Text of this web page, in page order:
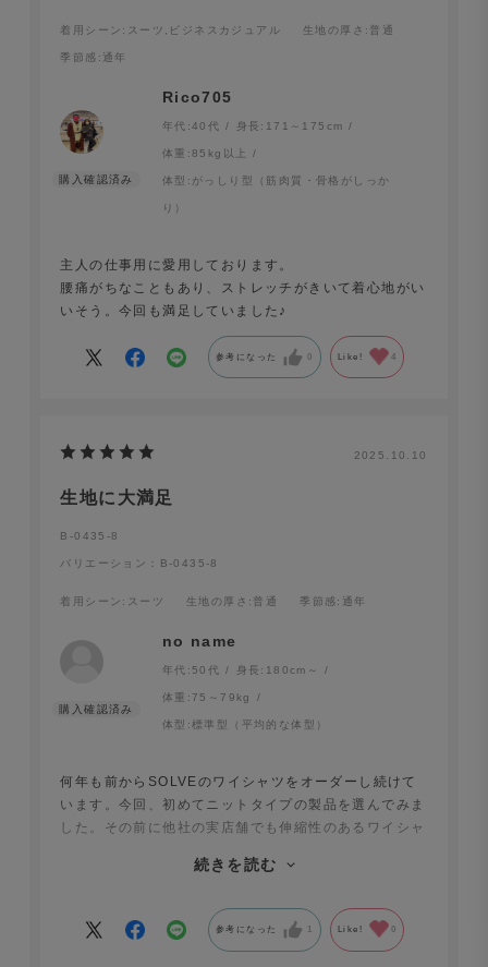
着用シーン :スーツ,ビジネスカジュアル 生地の厚さ :普通
季節感 :通年
Rico705
年代:40代 身長: 171～175cm
体重:85kg以上
体型: がっしり型（筋肉質・骨格がしっか
り）
主人の仕事用に愛用しております。
腰痛がちなこともあり、ストレッチがきいて着心地がい
いそう。今回も満足していました♪
参考になった 0 Like! 4
2025.10.10
生地に大満足
B-0435-8
バリエーション：B-0435-8
着用シーン :スーツ 生地の厚さ :普通 季節感:通年
no name
年代: 50代 身長: 180cm～
体重: 75～79kg
体型:標準型（平均的な体型）
何年も前からSOLVEのワイシャツをオーダーし続けて
います。今回、初めてニットタイプの製品を選んでみま
した。その前に他社の実店舗でも伸縮性のあるワイシャ
で、買う気になりませんでした。しかし、SOLVEは違
に伸縮性に優れていて、本当に着ていて快適です。今後
はこちらを愛用していこうと思っています。さらにカラ
続きを読む
参考になった 1 Like! 0